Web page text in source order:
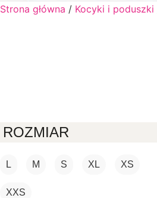
Strona główna / Kocyki i poduszki
ROZMIAR
L M S XL XS
XXS